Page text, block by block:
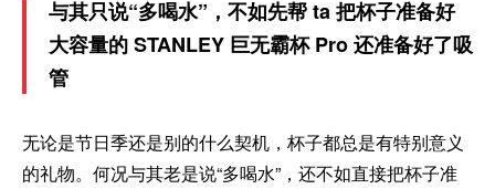
与其只说“多喝水”，不如先帮 ta 把杯子准备好
大容量的 STANLEY 巨无霸杯 Pro 还准备好了吸
管
无论是节日季还是别的什么契机，杯子都总是有特别意义
的礼物。何况与其老是说“多喝水”，还不如直接把杯子准